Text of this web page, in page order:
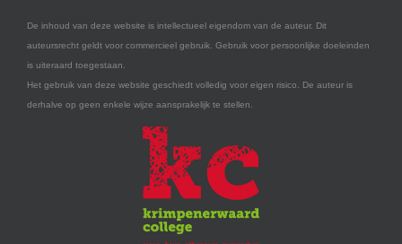
De inhoud van deze website is intellectueel eigendom van de auteur. Dit
auteursrecht geldt voor commercieel gebruik. Gebruik voor persoonlijke doeleinden
is uiteraard toegestaan.
Het gebruik van deze website geschiedt volledig voor eigen risico. De auteur is
derhalve op geen enkele wijze aansprakelijk te stellen.